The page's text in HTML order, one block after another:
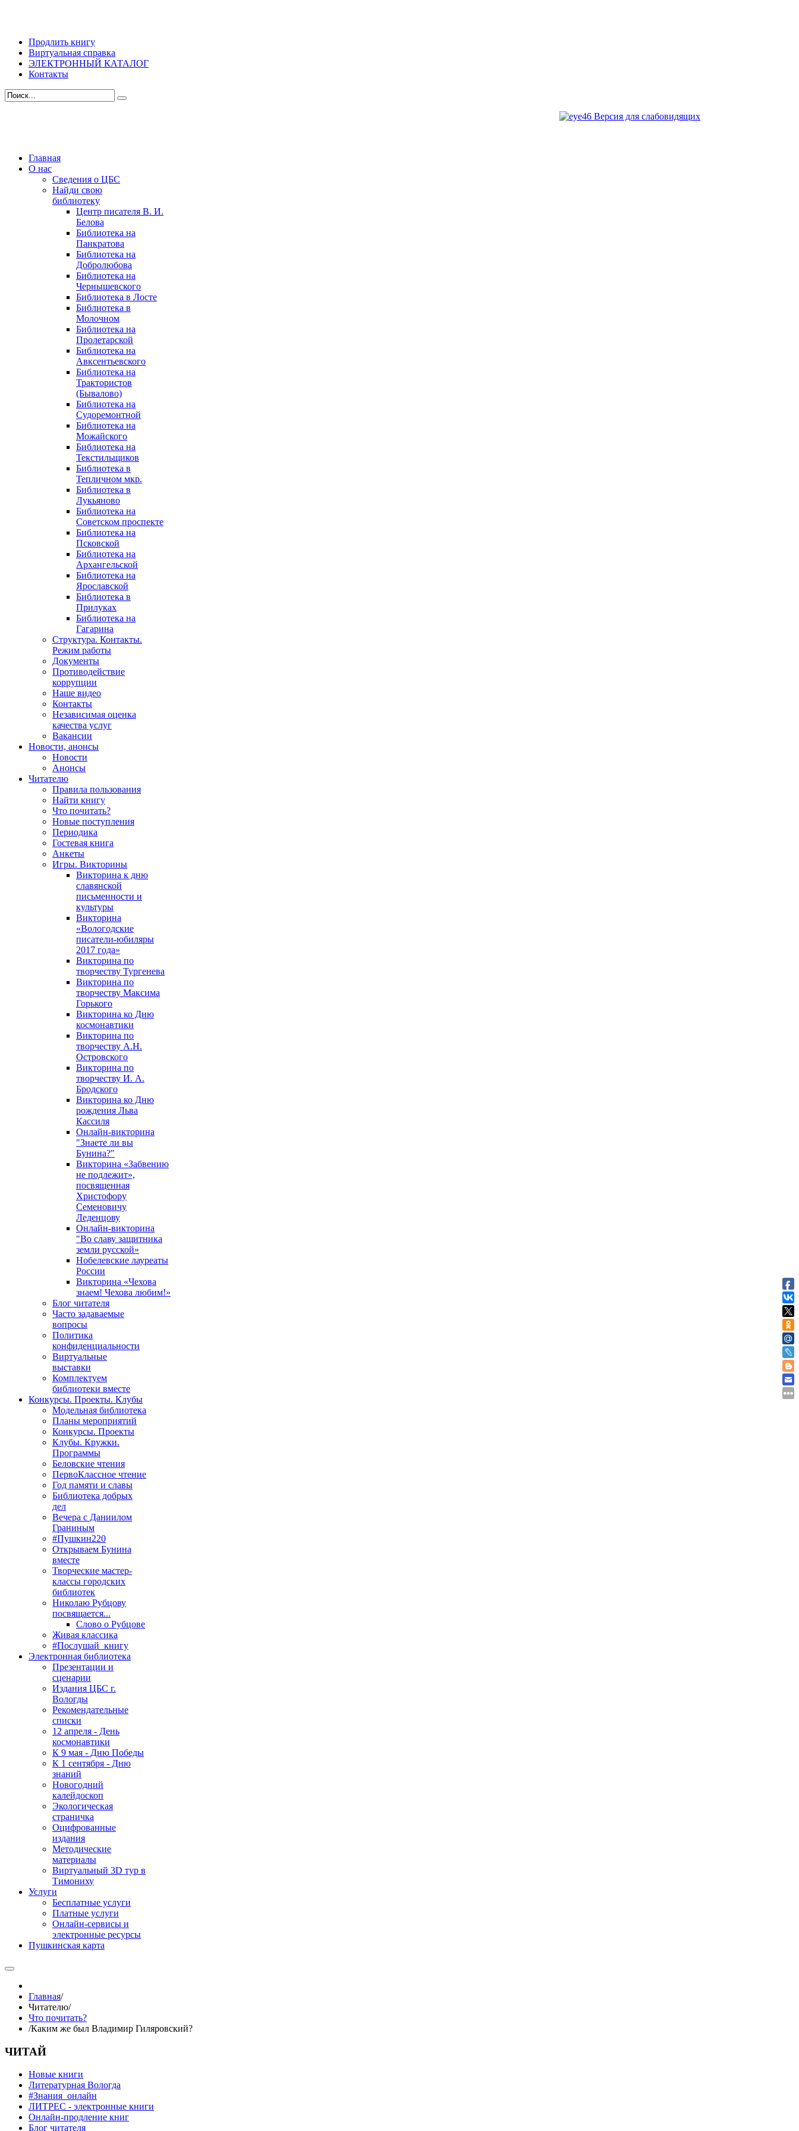
Продлить книгу
Виртуальная справка
ЭЛЕКТРОННЫЙ КАТАЛОГ
Контакты
Версия для слабовидящих
Главная
О нас
Сведения о ЦБС
Найди свою
библиотеку
Центр писателя В. И.
Белова
Библиотека на
Панкратова
Библиотека на
Добролюбова
Библиотека на
Чернышевского
Библиотека в Лосте
Библиотека в
Молочном
Библиотека на
Пролетарской
Библиотека на
Авксентьевского
Библиотека на
Трактористов
(Бывалово)
Библиотека на
Судоремонтной
Библиотека на
Можайского
Библиотека на
Текстильщиков
Библиотека в
Тепличном мкр.
Библиотека в
Лукьяново
Библиотека на
Советском проспекте
Библиотека на
Псковской
Библиотека на
Архангельской
Библиотека на
Ярославской
Библиотека в
Прилуках
Библиотека на
Гагарина
Структура. Контакты.
Режим работы
Документы
Противодействие
коррупции
Наше видео
Контакты
Независимая оценка
качества услуг
Вакансии
Новости, анонсы
Новости
Анонсы
Читателю
Правила пользования
Найти книгу
Что почитать?
Новые поступления
Периодика
Гостевая книга
Анкеты
Игры. Викторины
Викторина к дню
славянской
письменности и
культуры
Викторина
«Вологодские
писатели-юбиляры
2017 года»
Викторина по
творчеству Тургенева
Викторина по
творчеству Максима
Горького
Викторина ко Дню
космонавтики
Викторина по
творчеству А.Н.
Островского
Викторина по
творчеству И. А.
Бродского
Викторина ко Дню
рождения Льва
Кассиля
Онлайн-викторина
"Знаете ли вы
Бунина?"
Викторина «Забвению
не подлежит»,
посвященная
Христофору
Семеновичу
Леденцову
Онлайн-викторина
"Во славу защитника
земли русской»
Нобелевские лауреаты
России
Викторина «Чехова
знаем! Чехова любим!»
Блог читателя
Часто задаваемые
вопросы
Политика
конфиденциальности
Виртуальные
выставки
Комплектуем
библиотеки вместе
Конкурсы. Проекты. Клубы
Модельная библиотека
Планы мероприятий
Конкурсы. Проекты
Клубы. Кружки.
Программы
Беловские чтения
ПервоКлассное чтение
Год памяти и славы
Библиотека добрых
дел
Вечера с Даниилом
Граниным
#Пушкин220
Открываем Бунина
вместе
Творческие мастер-
классы городских
библиотек
Николаю Рубцову
посвящается...
Слово о Рубцове
Живая классика
#Послушай_книгу
Электронная библиотека
Презентации и
сценарии
Издания ЦБС г.
Вологды
Рекомендательные
списки
12 апреля - День
космонавтики
К 9 мая - Дню Победы
К 1 сентября - Дню
знаний
Новогодний
калейдоскоп
Экологическая
страничка
Оцифрованные
издания
Методические
материалы
Виртуальный 3D тур в
Тимониху
Услуги
Бесплатные услуги
Платные услуги
Онлайн-сервисы и
электронные ресурсы
Пушкинская карта
Главная/
Читателю/
Что почитать?
/Каким же был Владимир Гиляровский?
ЧИТАЙ
Новые книги
Литературная Вологда
#Знания_онлайн
ЛИТРЕС - электронные книги
Онлайн-продление книг
Блог читателя